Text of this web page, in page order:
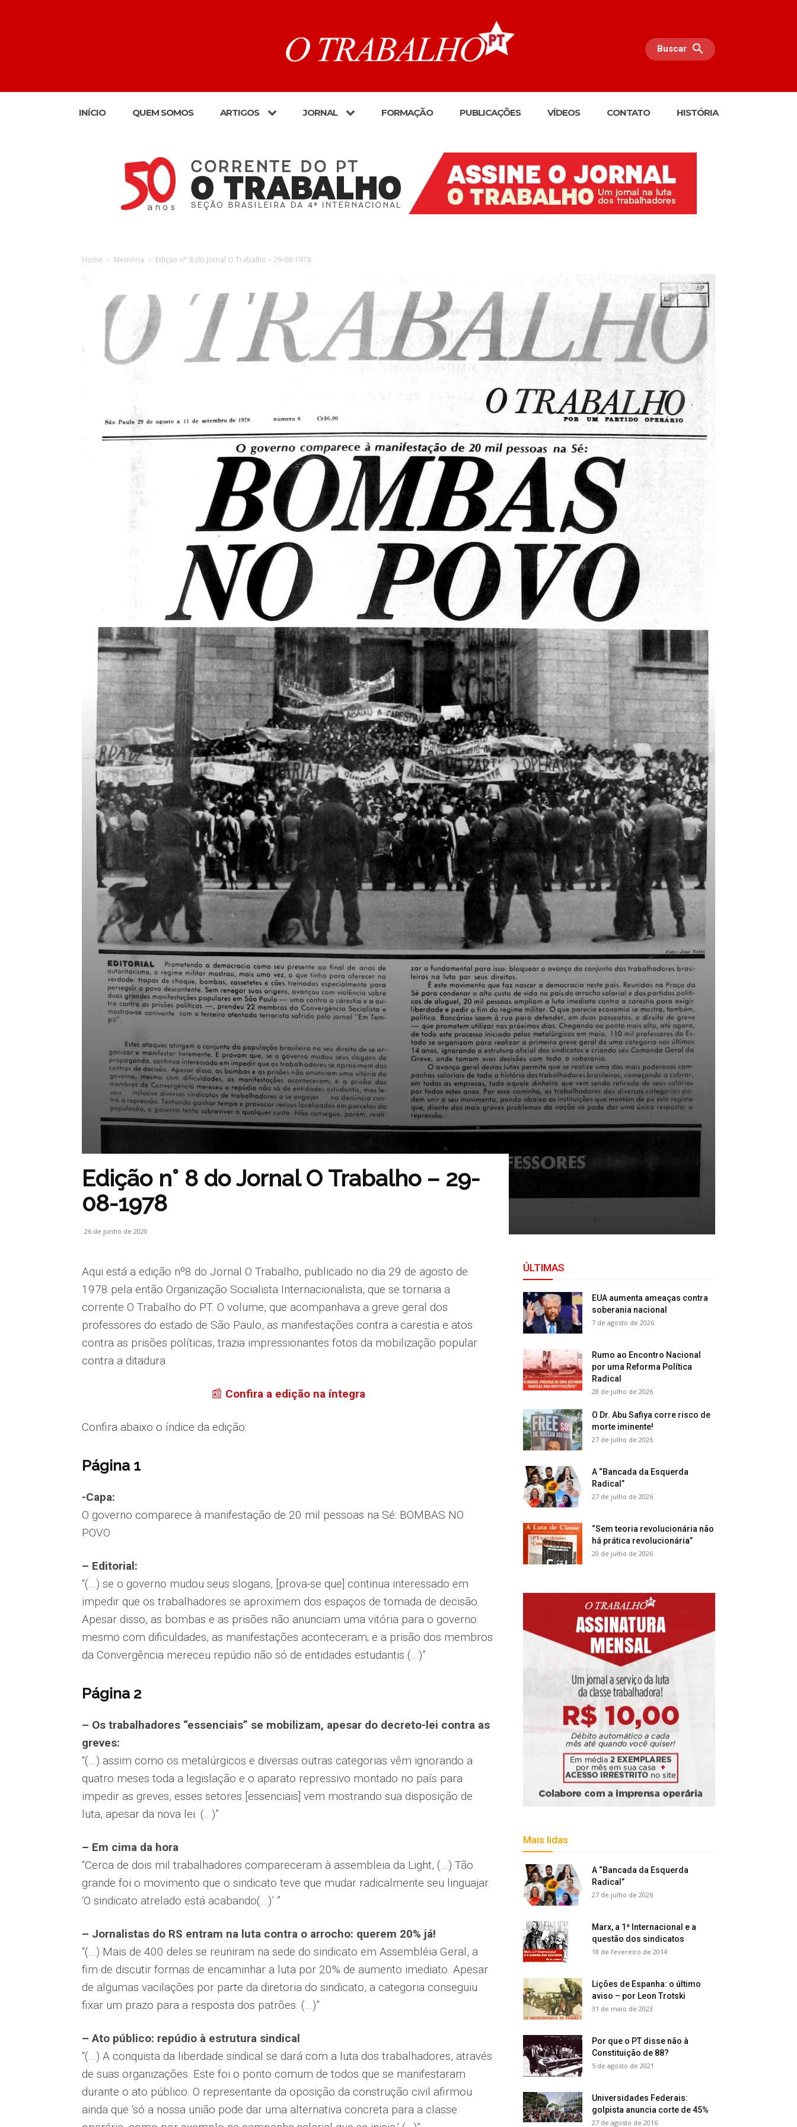
Buscar
INÍCIO QUEM SOMOS ARTIGOS JORNAL FORMAÇÃO PUBLICAÇÕES VÍDEOS CONTATO HISTÓRIA
Home Memória Edição n° 8 do Jornal O Trabalho – 29-08-1978
Edição n° 8 do Jornal O Trabalho – 29-
08-1978
26 de junho de 2020
Aqui está a edição nº8 do Jornal O Trabalho, publicado no dia 29 de agosto de
1978 pela então Organização Socialista Internacionalista, que se tornaria a
corrente O Trabalho do PT. O volume, que acompanhava a greve geral dos
professores do estado de São Paulo, as manifestações contra a carestia e atos
contra as prisões políticas, trazia impressionantes fotos da mobilização popular
contra a ditadura
📰 Confira a edição na íntegra
Confira abaixo o índice da edição:
Página 1
-Capa:
O governo comparece à manifestação de 20 mil pessoas na Sé: BOMBAS NO
POVO
– Editorial:
“(…) se o governo mudou seus slogans, [prova-se que] continua interessado em
impedir que os trabalhadores se aproximem dos espaços de tomada de decisão.
Apesar disso, as bombas e as prisões não anunciam uma vitória para o governo:
mesmo com dificuldades, as manifestações aconteceram; e a prisão dos membros
da Convergência mereceu repúdio não só de entidades estudantis (…)”
Página 2
– Os trabalhadores “essenciais” se mobilizam, apesar do decreto-lei contra as
greves:
“(…) assim como os metalúrgicos e diversas outras categorias vêm ignorando a
quatro meses toda a legislação e o aparato repressivo montado no país para
impedir as greves, esses setores [essenciais] vem mostrando sua disposição de
luta, apesar da nova lei. (…)”
– Em cima da hora
“Cerca de dois mil trabalhadores compareceram à assembleia da Light, (…) Tão
grande foi o movimento que o sindicato teve que mudar radicalmente seu linguajar.
‘O sindicato atrelado está acabando(…)’ ”
– Jornalistas do RS entram na luta contra o arrocho: querem 20% já!
“(…) Mais de 400 deles se reuniram na sede do sindicato em Assembléia Geral, a
fim de discutir formas de encaminhar a luta por 20% de aumento imediato. Apesar
de algumas vacilações por parte da diretoria do sindicato, a categoria conseguiu
fixar um prazo para a resposta dos patrões. (…)”
– Ato público: repúdio à estrutura sindical
“(…) A conquista da liberdade sindical se dará com a luta dos trabalhadores, através
de suas organizações. Este foi o ponto comum de todos que se manifestaram
durante o ato público. O representante da oposição da construção civil afirmou
ainda que ‘só a nossa união pode dar uma alternativa concreta para a classe
ÚLTIMAS
EUA aumenta ameaças contra
soberania nacional
7 de agosto de 2026
Rumo ao Encontro Nacional
por uma Reforma Política
Radical
28 de julho de 2026
O Dr. Abu Safiya corre risco de
morte iminente!
27 de julho de 2026
A “Bancada da Esquerda
Radical”
27 de julho de 2026
“Sem teoria revolucionária não
há prática revolucionária”
20 de julho de 2026
Mais lidas
A “Bancada da Esquerda
Radical”
27 de julho de 2026
Marx, a 1ª Internacional e a
questão dos sindicatos
18 de fevereiro de 2014
Lições de Espanha: o último
aviso – por Leon Trotski
31 de maio de 2023
Por que o PT disse não à
Constituição de 88?
5 de agosto de 2021
Universidades Federais:
golpista anuncia corte de 45%
27 de agosto de 2016